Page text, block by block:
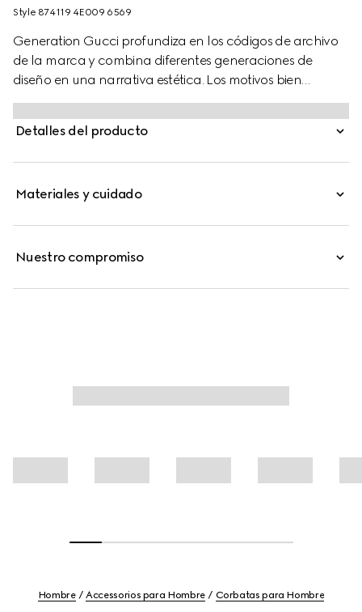
Style ‎874119 4E009 6569
Generation Gucci profundiza en los códigos de archivo
de la marca y combina diferentes generaciones de
diseño en una narrativa estética. Los motivos bien
reconocidos en las corbatas de hombre presentan
colores que son perfectos tanto para negocios como
para ocasiones especiales.
Detalles del producto
Materiales y cuidado
Nuestro compromiso
Hombre Accessorios para Hombre Corbatas para Hombre